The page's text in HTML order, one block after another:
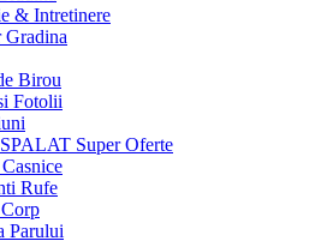
& Intretinere
Birou
Fotolii
Super Oferte
Rufe
Parului